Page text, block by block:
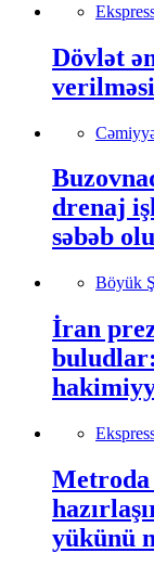
Dövlət
drenaj
səbəb
Böyük
İran
Metroda
yükünü